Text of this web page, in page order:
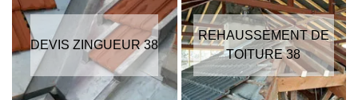
DEVIS ZINGUEUR 38
REHAUSSEMENT DE
TOITURE 38